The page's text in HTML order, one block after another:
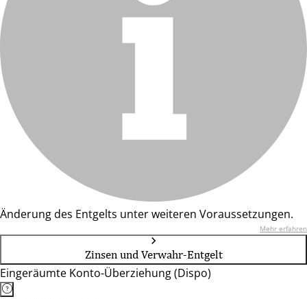
Änderung des Entgelts unter weiteren Voraussetzungen.
Mehr erfahren
Zinsen und Verwahr-Entgelt
Eingeräumte Konto-Überziehung (Dispo)